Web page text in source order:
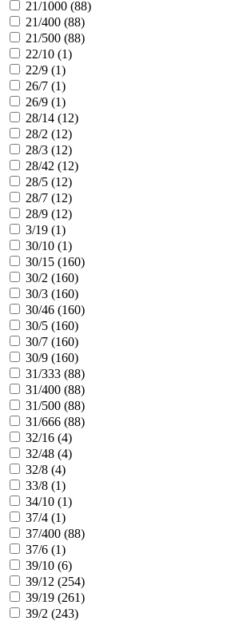
21/1000 (88)
21/400 (88)
21/500 (88)
22/10 (1)
22/9 (1)
26/7 (1)
26/9 (1)
28/14 (12)
28/2 (12)
28/3 (12)
28/42 (12)
28/5 (12)
28/7 (12)
28/9 (12)
3/19 (1)
30/10 (1)
30/15 (160)
30/2 (160)
30/3 (160)
30/46 (160)
30/5 (160)
30/7 (160)
30/9 (160)
31/333 (88)
31/400 (88)
31/500 (88)
31/666 (88)
32/16 (4)
32/48 (4)
32/8 (4)
33/8 (1)
34/10 (1)
37/4 (1)
37/400 (88)
37/6 (1)
39/10 (6)
39/12 (254)
39/19 (261)
39/2 (243)